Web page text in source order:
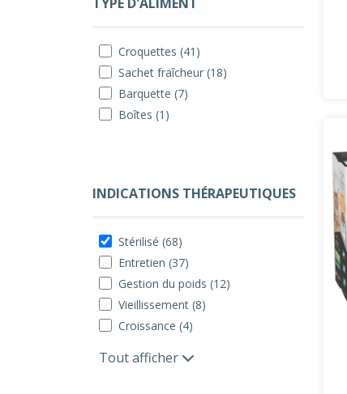
Croquettes (41)
Sachet fraîcheur (18)
Barquette (7)
Boîtes (1)
INDICATIONS THÉRAPEUTIQUES
Stérilisé (68)
Entretien (37)
Gestion du poids (12)
Vieillissement (8)
Croissance (4)
Tout afficher